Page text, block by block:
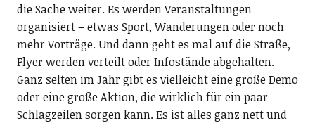
die Sache weiter. Es werden Veranstaltungen
organisiert – etwas Sport, Wanderungen oder noch
mehr Vorträge. Und dann geht es mal auf die Straße,
Flyer werden verteilt oder Infostände abgehalten.
Ganz selten im Jahr gibt es vielleicht eine große Demo
oder eine große Aktion, die wirklich für ein paar
Schlagzeilen sorgen kann. Es ist alles ganz nett und